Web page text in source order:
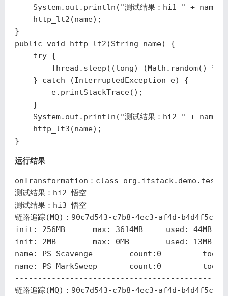
System. out . println ( "测试结果：hi1 " + name
http_lt2 (name);
}
public
void http_lt2 (String name)
{
try {
Thread . sleep ((long) (Math . random() *
}
catch (InterruptedException e)
{
e. printStackTrace();
}
System. out . println ( "测试结果：hi2 " + name
http_lt3 (name);
}
运行结果
onTransformation ： class org . itstack. demo . test
测试结果： hi2 悟空
测试结果： hi3 悟空
链路追踪(MQ) ： 90c7d543-c7b8-4ec3-af4d-
init:
256MB max: 3614MB used: 44MB
init:
2MB max: 0MB used: 13MB
name:
PS Scavenge count: 0 took:
name:
PS MarkSweep count: 0 took:
链路追踪(MQ) ： 90c7d543-c7b8-4ec3-af4d-